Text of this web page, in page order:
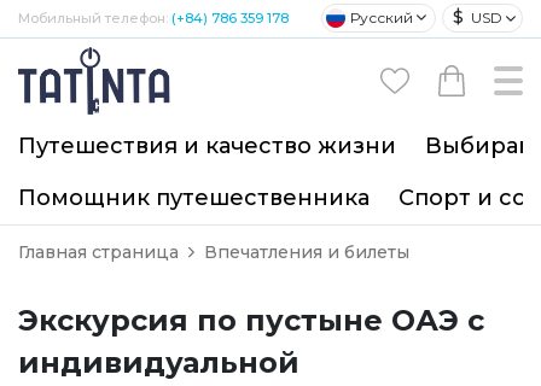
Мобильный телефон: (+84) 786 359 178 Русский $ USD
Путешествия и качество жизни
Помощник путешественника
Спорт и
Главная страница Впечатления и билеты
Экскурсия по пустыне ОАЭ с
индивидуальной